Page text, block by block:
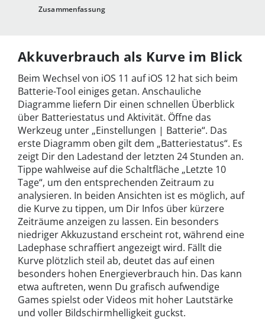
Zusammenfassung
Akkuverbrauch als Kurve im Blick
Beim Wechsel von iOS 11 auf iOS 12 hat sich beim
Batterie-Tool einiges getan. Anschauliche
Diagramme liefern Dir einen schnellen Überblick
über Batteriestatus und Aktivität. Öffne das
Werkzeug unter „Einstellungen | Batterie“. Das
erste Diagramm oben gilt dem „Batteriestatus“. Es
zeigt Dir den Ladestand der letzten 24 Stunden an.
Tippe wahlweise auf die Schaltfläche „Letzte 10
Tage“, um den entsprechenden Zeitraum zu
analysieren. In beiden Ansichten ist es möglich, auf
die Kurve zu tippen, um Dir Infos über kürzere
Zeiträume anzeigen zu lassen. Ein besonders
niedriger Akkuzustand erscheint rot, während eine
Ladephase schraffiert angezeigt wird. Fällt die
Kurve plötzlich steil ab, deutet das auf einen
besonders hohen Energieverbrauch hin. Das kann
etwa auftreten, wenn Du grafisch aufwendige
Games spielst oder Videos mit hoher Lautstärke
und voller Bildschirmhelligkeit guckst.